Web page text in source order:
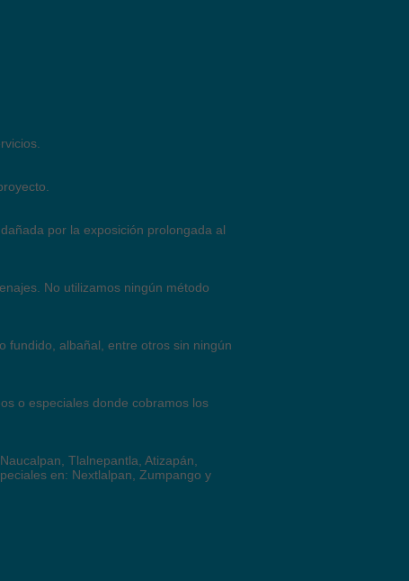
por la exposición prolongada al
No utilizamos ningún método
fundido, albañal, entre otros sin ningún
o especiales donde cobramos los
Tlalnepantla, Atizapán,
en: Nextlalpan, Zumpango y